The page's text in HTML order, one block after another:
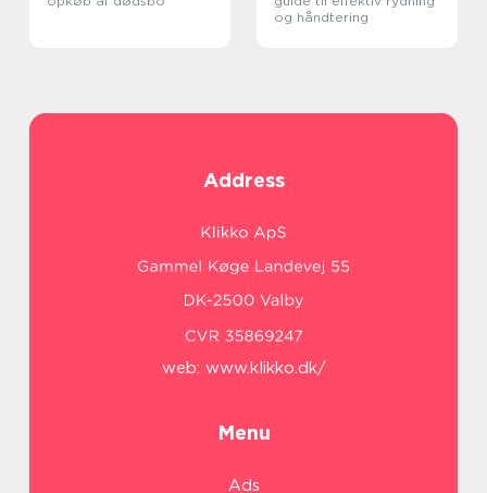
og håndtering
Address
web: www.klikko.dk/
Menu
Ads